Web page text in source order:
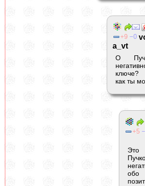
9 0
a_vt
О
ключе?
как ты
5